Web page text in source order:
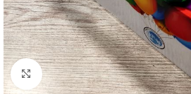
Κλικ για μεγέθυνση